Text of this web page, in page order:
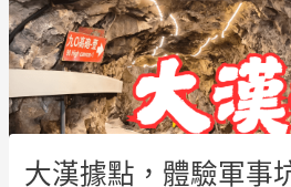
大漢據點，體驗軍事
navigation